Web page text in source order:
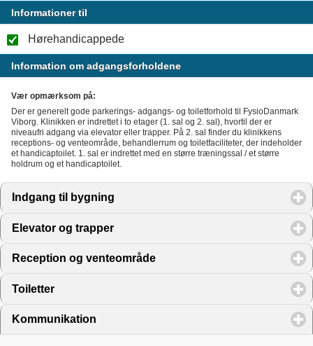
Informationer til
Hørehandicappede
Information om adgangsforholdene
Vær opmærksom på:
Der er generelt gode parkerings- adgangs- og toiletforhold til FysioDanmark
Viborg. Klinikken er indrettet i to etager (1. sal og 2. sal), hvortil der er
niveaufri adgang via elevator eller trapper. På 2. sal finder du klinikkens
receptions- og venteområde, behandlerrum og toiletfaciliteter, der indeholder
et handicaptoilet. 1. sal er indrettet med en større træningssal / et større
holdrum og et handicaptoilet.
Indgang til bygning
Elevator og trapper
Reception og venteområde
Toiletter
Kommunikation